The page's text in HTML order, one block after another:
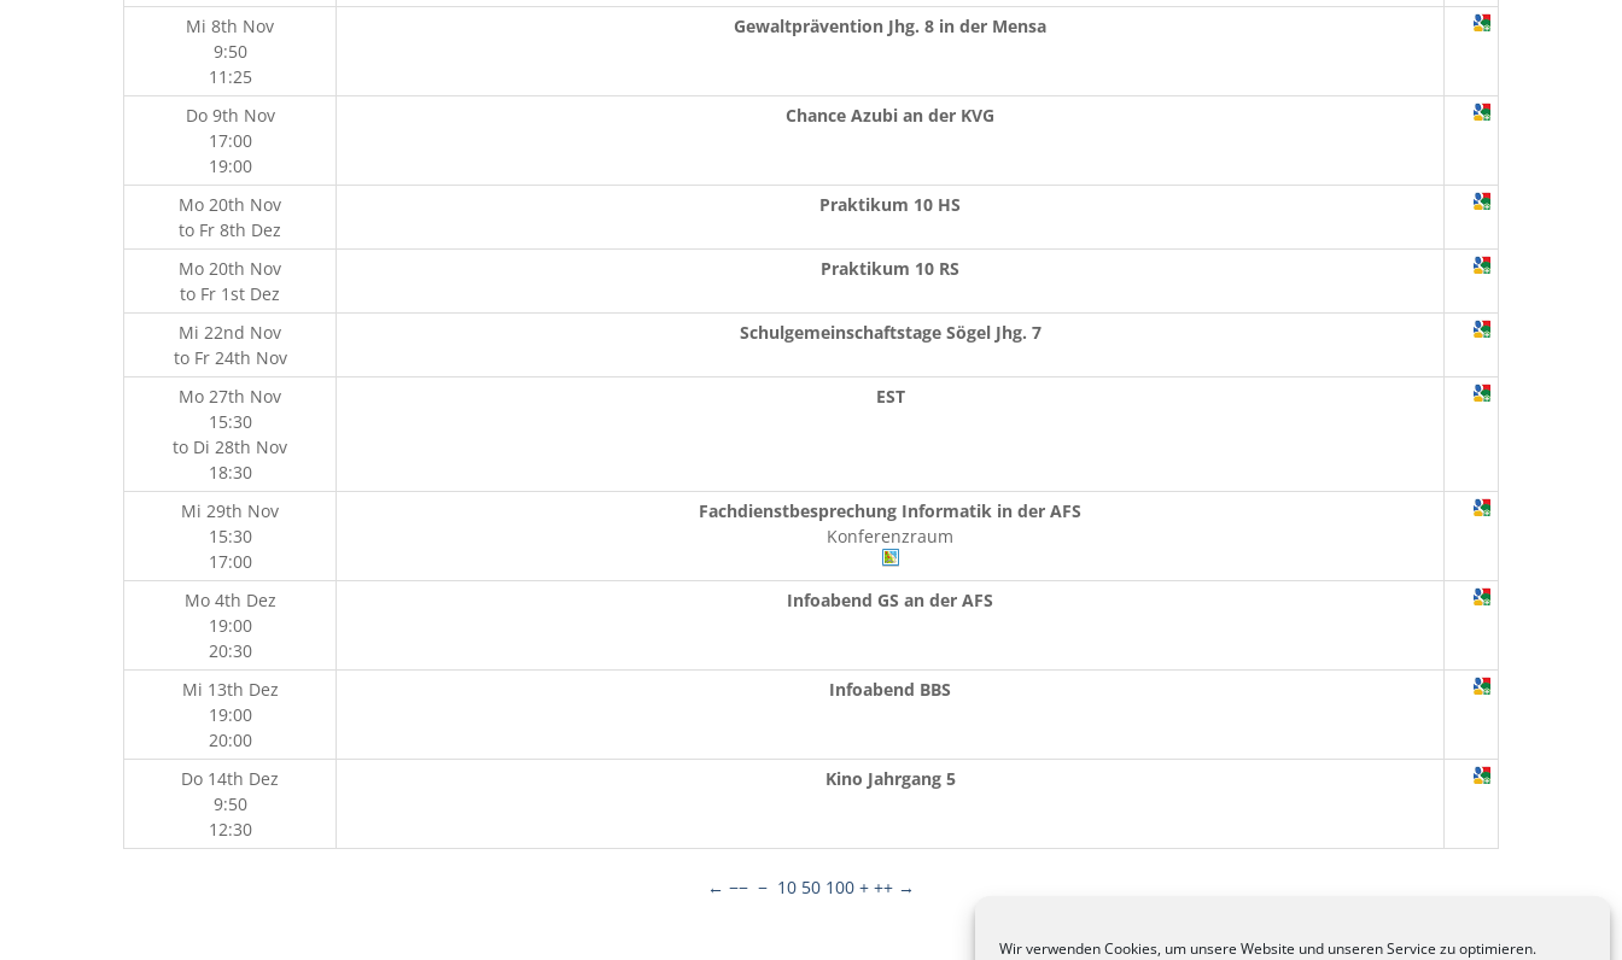
Wir verwenden Cookies, um unsere Website und unseren Service zu optimieren.
Mi 8th Nov
9:50
11:25
Gewaltprävention Jhg. 8 in der Mensa
Do 9th Nov
17:00
19:00
Chance Azubi an der KVG
Mo 20th Nov
to Fr 8th Dez
Praktikum 10 HS
Mo 20th Nov
to Fr 1st Dez
Praktikum 10 RS
Mi 22nd Nov
to Fr 24th Nov
Schulgemeinschaftstage Sögel Jhg. 7
Mo 27th Nov
15:30
to Di 28th Nov
18:30
EST
Mi 29th Nov
15:30
17:00
Fachdienstbesprechung Informatik in der AFS
Konferenzraum
Mo 4th Dez
19:00
20:30
Infoabend GS an der AFS
Mi 13th Dez
19:00
20:00
Infoabend BBS
Do 14th Dez
9:50
12:30
Kino Jahrgang 5
← −− − 10 50 100 + ++ →